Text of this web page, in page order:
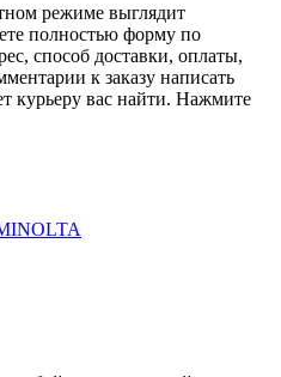
режиме выглядит
полностью форму по
способ доставки, оплаты,
к заказу написать
курьеру вас найти. Нажмите